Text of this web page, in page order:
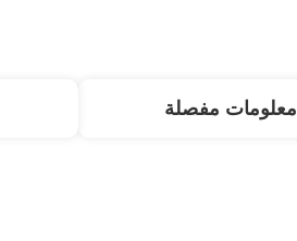
معلومات مفصلة